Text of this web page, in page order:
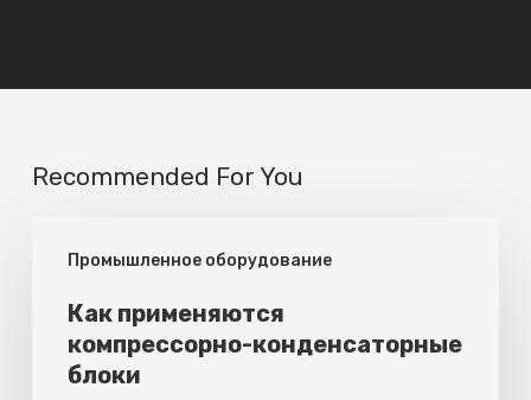
Recommended For You
Промышленное оборудование
применяются
компрессорно-
конденсаторные
блоки
Как применяются
компрессорно-конденсаторные
блоки